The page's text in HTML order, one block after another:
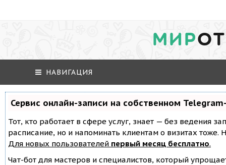
МИР
НАВИГАЦИЯ
Сервис онлайн-записи на собственном
Тот, кто работает в сфере услуг, знает — без ведения
расписание, но и напоминать клиентам о визитах
Для новых пользователей первый месяц бесплатно.
Чат-бот для мастеров и специалистов, который